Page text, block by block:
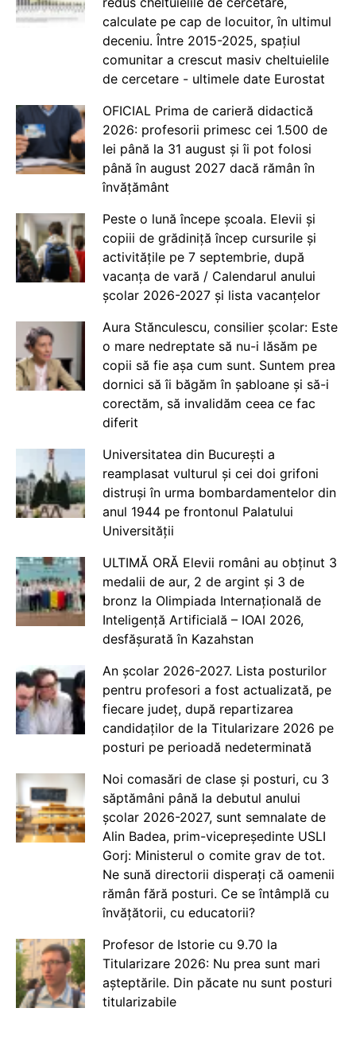
calculate pe cap de locuitor, în ultimul
deceniu. Între 2015-2025, spațiul
comunitar a crescut masiv cheltuielile
de cercetare - ultimele date Eurostat
OFICIAL Prima de carieră didactică
2026: profesorii primesc cei 1.500 de
lei până la 31 august și îi pot folosi
până în august 2027 dacă rămân în
învățământ
Peste o lună începe școala. Elevii și
copiii de grădiniță încep cursurile și
activitățile pe 7 septembrie, după
vacanța de vară / Calendarul anului
școlar 2026-2027 și lista vacanțelor
Aura Stănculescu, consilier școlar: Este
o mare nedreptate să nu-i lăsăm pe
copii să fie așa cum sunt. Suntem prea
dornici să îi băgăm în șabloane și să-i
corectăm, să invalidăm ceea ce fac
diferit
Universitatea din București a
reamplasat vulturul și cei doi grifoni
distruși în urma bombardamentelor din
anul 1944 pe frontonul Palatului
Universității
ULTIMĂ ORĂ Elevii români au obținut 3
medalii de aur, 2 de argint și 3 de
bronz la Olimpiada Internațională de
Inteligență Artificială – IOAI 2026,
desfășurată în Kazahstan
An școlar 2026-2027. Lista posturilor
pentru profesori a fost actualizată, pe
fiecare județ, după repartizarea
candidaților de la Titularizare 2026 pe
posturi pe perioadă nedeterminată
Noi comasări de clase și posturi, cu 3
săptămâni până la debutul anului
școlar 2026-2027, sunt semnalate de
Alin Badea, prim-vicepreședinte USLI
Gorj: Ministerul o comite grav de tot.
Ne sună directorii disperați că oamenii
rămân fără posturi. Ce se întâmplă cu
învățătorii, cu educatorii?
Profesor de Istorie cu 9.70 la
Titularizare 2026: Nu prea sunt mari
așteptările. Din păcate nu sunt posturi
titularizabile